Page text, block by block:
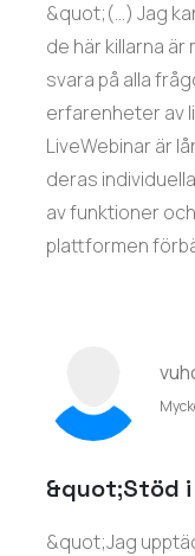
&quot;(...) Jag
de här killarna
svara på alla
erfarenheter av
LiveWebinar är
deras
av funktioner
plattformen
&quot;Stöd
&quot;Jag